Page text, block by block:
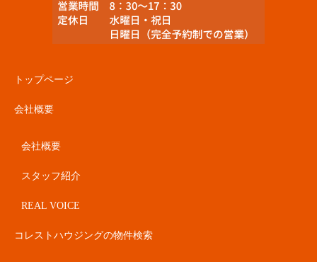
トップページ
会社概要
会社概要
スタッフ紹介
REAL VOICE
コレストハウジングの物件検索